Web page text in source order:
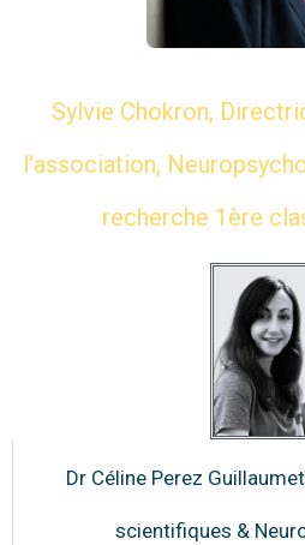
Sylvie Chokron,
l'association,
recherche 1ère
Dr Céline Perez
scientifiques &